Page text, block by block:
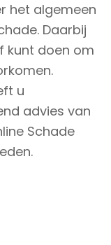
het algemeen
Daarbij
kunt doen om
u
advies van
Schade